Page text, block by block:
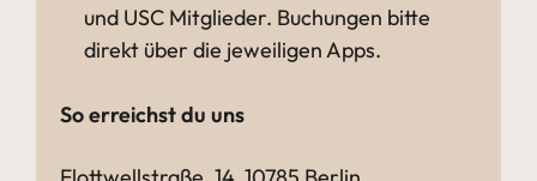
und USC Mitglieder. Buchungen bitte
direkt über die jeweiligen Apps.
So erreichst du uns